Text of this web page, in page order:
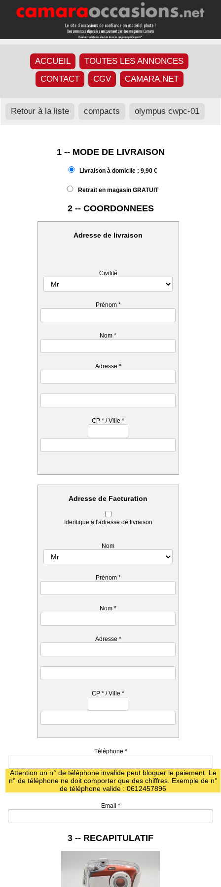
ACCUEIL
TOUTES LES ANNONCES
CONTACT
CGV CAMARA.NET
Retour à la liste compacts olympus cwpc-01
1 -- MODE DE LIVRAISON
Livraison à domicile : 9,90 €
Retrait en magasin GRATUIT
2 -- COORDONNEES
Adresse de livraison
Civilité
Prénom *
Nom *
Adresse *
CP * / Ville *
Adresse de Facturation
Identique à l'adresse de livraison
Nom
Prénom *
Nom *
Adresse *
CP * / Ville *
Téléphone *
Attention un n° de téléphone invalide peut bloquer le paiement. Le
n° de téléphone ne doit comporter que des chiffres. Exemple de n°
de téléphone valide : 0612457896
Email *
3 -- RECAPITULATIF